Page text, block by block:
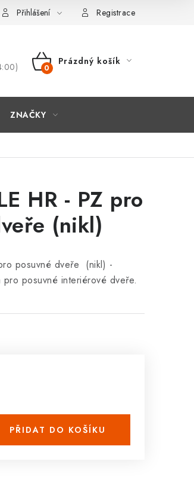
Přihlášení Registrace
NÁKUPNÍ
Prázdný košík
ZNAČKY
HR - PZ pro
(nikl)
posuvné dveře (nikl) -
pro posuvné interiérové dveře.
PŘIDAT DO KOŠÍKU